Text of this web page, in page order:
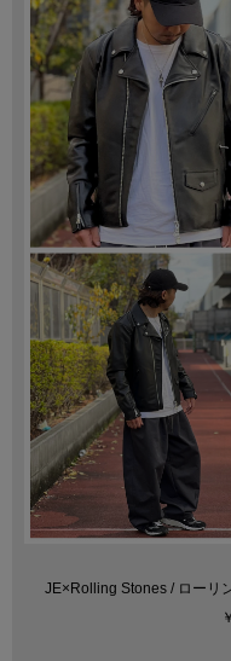
JE×Rolling Stones / ローリ